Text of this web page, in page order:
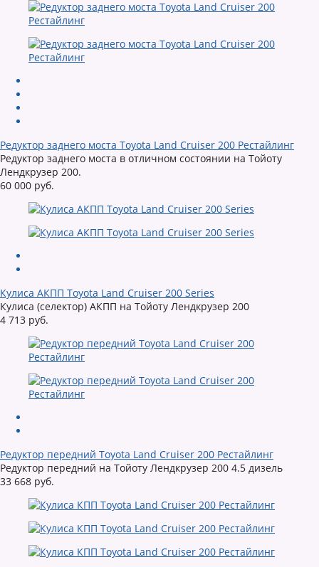
Редуктор заднего моста Toyota Land Cruiser 200 Рестайлинг
Редуктор заднего моста в отличном состоянии на Тойоту
Лендкрузер 200.
60 000 руб.
Кулиса АКПП Toyota Land Cruiser 200 Series
Кулиса (селектор) АКПП на Тойоту Лендкрузер 200
4 713 руб.
Редуктор передний Toyota Land Cruiser 200 Рестайлинг
Редуктор передний на Тойоту Лендкрузер 200 4.5 дизель
33 668 руб.